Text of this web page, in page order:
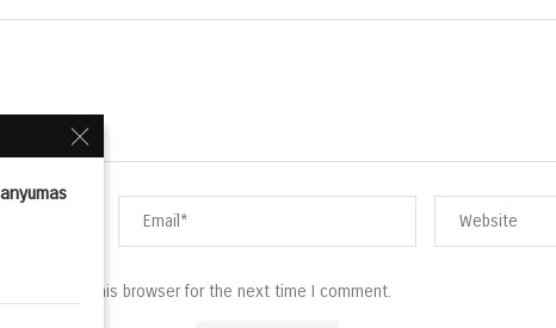
website in this browser for the next time I comment.